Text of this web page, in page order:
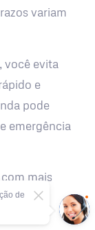
variam
você evita
e
pode
emergência
mais
de